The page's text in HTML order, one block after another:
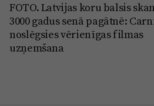
FOTO. Latvijas koru balsis
3000 gadus senā pagātnē:
noslēgsies vērienīgas filmas
uzņemšana